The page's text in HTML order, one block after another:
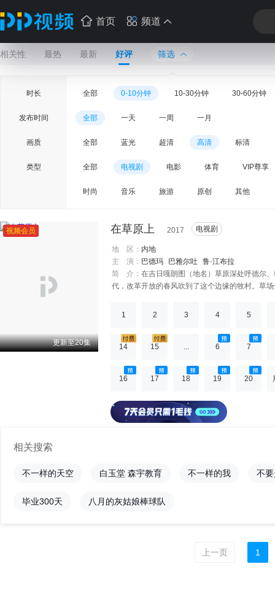
首页 频道
相关性 最热 最新 好评 筛选
时长 全部 0-10分钟 10-30分钟 30-60分钟
发布时间 全部 一天 一周 一月
画质 全部 蓝光 超清 高清 标清
类型 全部 电视剧 电影 体育 VIP尊享
时尚 音乐 旅游 原创 其他
视频会员
更新至20集
在草原上 2017 电视剧
地 区： 内地
主 演： 巴德玛 巴雅尔吐 鲁·江布拉
简 介： 在吉日嘎朗图（地名）草原深处呼德尔
代，改革开放的春风吹到了这个边缘的牧村。草
生产生活发生着改变，也让年轻一代牧人在草原
情，友情和亲情，默默地实现着各自的价值。
渐成为现代化的新牧村。尤其是吉日嘎朗图草原
1 2 3 4 5
14 15 ... 6 7
16 17 18 19 20
相关搜索
不一样的天空 白玉堂 森宇教育 不一样的我 不
毕业300天 八月的灰姑娘棒球队
上一页 1